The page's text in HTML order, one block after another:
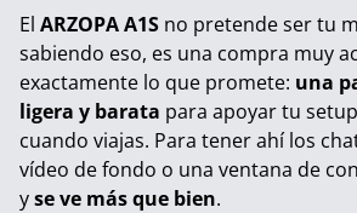
El ARZOPA A1S no pretende ser tu
sabiendo eso, es una compra muy
exactamente lo que promete: una
ligera y barata para apoyar tu
cuando viajas. Para tener ahí los
vídeo de fondo o una ventana de
yse ve más que bien.